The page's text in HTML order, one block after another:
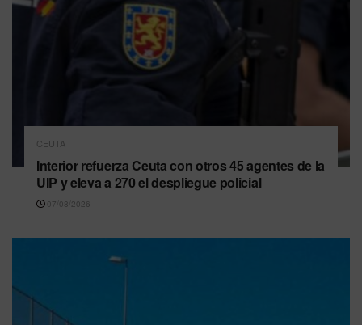
CEUTA
Interior refuerza Ceuta con otros 45 agentes de la
UIP y eleva a 270 el despliegue policial
07/08/2026